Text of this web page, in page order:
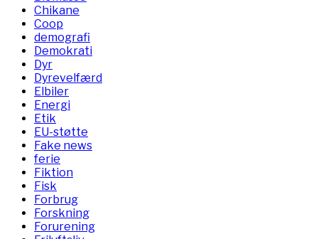
Chikane
Coop
demografi
Demokrati
Dyr
Dyrevelfærd
Elbiler
Energi
Etik
EU-støtte
Fake news
ferie
Fiktion
Fisk
Forbrug
Forskning
Forurening